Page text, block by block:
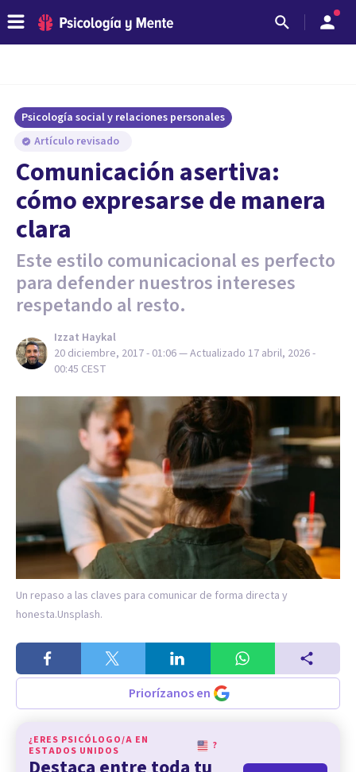
Psicología social y relaciones personales
Artículo revisado
Comunicación asertiva:
cómo expresarse de manera
clara
Este estilo comunicacional es perfecto
para defender nuestros intereses
respetando al resto.
Izzat Haykal
20 diciembre, 2017 - 01:06— Actualizado 17 abril, 2026 -
00:45 CEST
Un repaso a las claves para comunicar de forma directa y
honesta.Unsplash.
Priorízanos en
¿ERES PSICÓLOGO/A EN
ESTADOS UNIDOS
?